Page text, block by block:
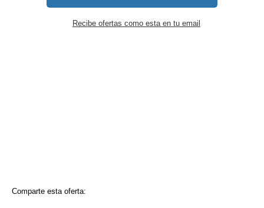
Recibe ofertas como esta en tu email
Comparte esta oferta: